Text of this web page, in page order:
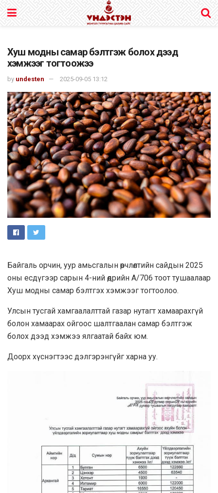
Хуш модны самар бэлтгэж болох дээд
хэмжээг тогтоожээ
by undesten 2025-09-05 13:12
Байгаль орчин, уур амьсгалын өөрчлөлтийн сайдын 2025
оны есдүгээр сарын 4-ний өдрийн А/706 тоот тушаалаар
Хуш модны самар бэлтгэх хэмжээг тогтоолоо.
Улсын тусгай хамгаалалттай газар нутагт хамаарахгүй
болон хамаарах ойгоос шалтгаалан самар бэлтгэж
болох дээд хэмжээ ялгаатай байх юм.
Доорх хүснэгтээс дэлгэрэнгүйг харна уу.